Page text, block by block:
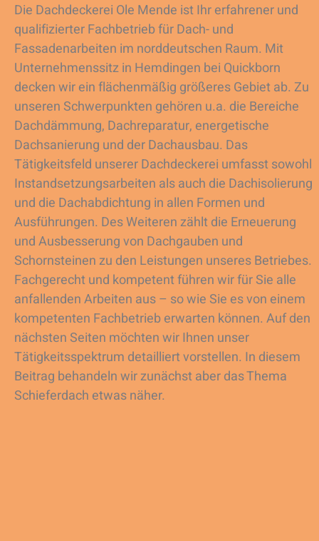
Die Dachdeckerei Ole Mende ist Ihr erfahrener und
qualifizierter Fachbetrieb für Dach- und
Fassadenarbeiten im norddeutschen Raum. Mit
Unternehmenssitz in Hemdingen bei Quickborn
decken wir ein flächenmäßig größeres Gebiet ab. Zu
unseren Schwerpunkten gehören u.a. die Bereiche
Dachdämmung, Dachreparatur, energetische
Dachsanierung und der Dachausbau. Das
Tätigkeitsfeld unserer Dachdeckerei umfasst sowohl
Instandsetzungsarbeiten als auch die Dachisolierung
und die Dachabdichtung in allen Formen und
Ausführungen. Des Weiteren zählt die Erneuerung
und Ausbesserung von Dachgauben und
Schornsteinen zu den Leistungen unseres Betriebes.
Fachgerecht und kompetent führen wir für Sie alle
anfallenden Arbeiten aus – so wie Sie es von einem
kompetenten Fachbetrieb erwarten können. Auf den
nächsten Seiten möchten wir Ihnen unser
Tätigkeitsspektrum detailliert vorstellen. In diesem
Beitrag behandeln wir zunächst aber das Thema
Schieferdach etwas näher.